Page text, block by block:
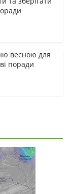
весною для
поради